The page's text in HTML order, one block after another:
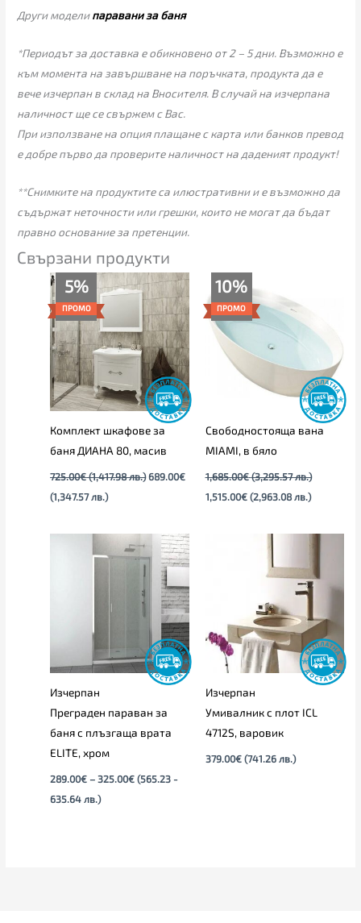
Други моделипаравани за баня
*Периодът за доставка е обикновено от 2 – 5 дни. Възможно е
към момента на завършване на поръчката, продукта да е
вече изчерпан в склад на Вносителя. В случай на изчерпана
наличност ще се свържем с Вас.
При използване на опция плащане с карта или банков превод
е добре първо да проверите наличност на даденият продукт!
**Снимките на продуктите са илюстративни и е възможно да
съдържат неточности или грешки, които не могат да бъдат
правно основание за претенции.
Свързани продукти
5%
ПРОМО
Комплект шкафове за
баня ДИАНА 80, масив
725.00€ (1,417.98 лв.)
Original
price
was:
725.00€
(1,417.98
лв.).
689.00€
(1,347.57 лв.)
Текущата
цена
689.00€
(1,347.57
лв.).
10%
ПРОМО
Свободностояща вана
MIAMI, в бяло
1,685.00€ (3,295.57 лв.)
Original
price
was:
1,685.00€
(3,295.57
лв.).
1,515.00€ (2,963.08 лв.)
(2,963.08
лв.).
Изчерпан
Преграден параван за
баня с плъзгаща врата
ELITЕ, хром
289.00€ – 325.00€
range:
289.00€
through
325.00€
(565.23 -
635.64 лв.)
Изчерпан
Умивалник с плот ICL
4712S, варовик
379.00€ (741.26 лв.)